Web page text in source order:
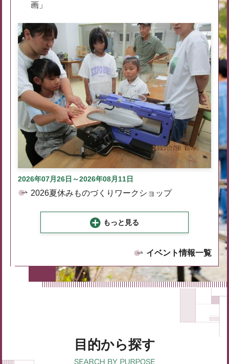
画」
2026年07月26日～2026年08月11日
2026夏休みものづくりワークショップ
もっと見る
イベント情報一覧
目的から探す